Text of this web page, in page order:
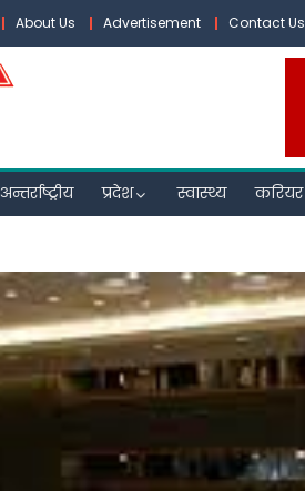
About Us Advertisement Contact Us
अन्तर्राष्ट्रीय प्रदेश स्वास्थ्य करियर